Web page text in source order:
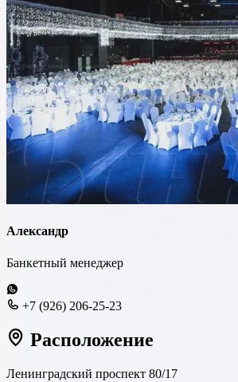
Александр
Банкетный менеджер
+7 (926) 206-25-23
Расположение
Ленинградский проспект 80/17